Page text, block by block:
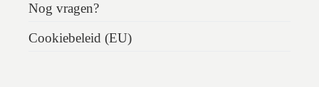
Nog vragen?
Cookiebeleid (EU)